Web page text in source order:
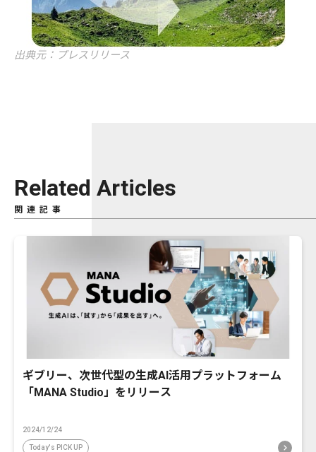
出典元：プレスリリース
Related Articles
関連記事
ギブリー、次世代型の生成AI活用プラットフォーム
「MANA Studio」をリリース
2024/12/24
Today's PICK UP